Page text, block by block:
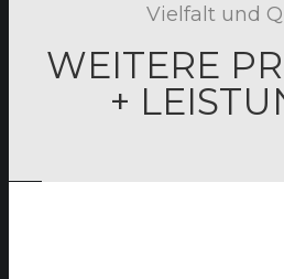
Vielfalt und
WEITERE
+